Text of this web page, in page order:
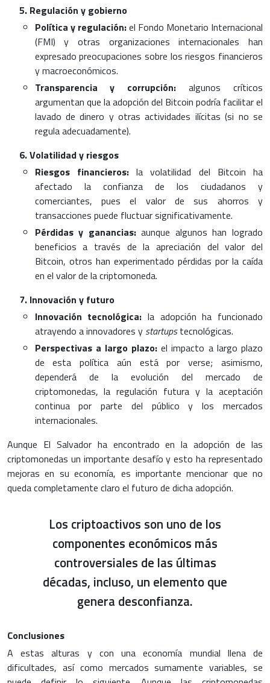
Regulación y gobierno
Política y regulación:el Fondo Monetario Internacional
(FMI) y otras organizaciones internacionales han
expresado preocupaciones sobre los riesgos financieros
y macroeconómicos.
Transparencia y corrupción:algunos críticos
argumentan que la adopción del Bitcoin podría facilitar el
lavado de dinero y otras actividades ilícitas (si no se
regula adecuadamente).
Volatilidad y riesgos
Riesgos financieros:la volatilidad del Bitcoin ha
afectado la confianza de los ciudadanos y
comerciantes, pues el valor de sus ahorros y
transacciones puede fluctuar significativamente.
Pérdidas y ganancias:aunque algunos han logrado
beneficios a través de la apreciación del valor del
Bitcoin, otros han experimentado pérdidas por la caída
en el valor de la criptomoneda.
Innovación y futuro
Innovación tecnológica: la adopción ha funcionado
atrayendo a innovadores y startupstecnológicas.
Perspectivas a largo plazo:el impacto a largo plazo
de esta política aún está por verse; asimismo,
dependerá de la evolución del mercado de
criptomonedas, la regulación futura y la aceptación
continua por parte del público y los mercados
internacionales.
Aunque El Salvador ha encontrado en la adopción de las
criptomonedas un importante desafío y esto ha representado
mejoras en su economía, es importante mencionar que no
queda completamente claro el futuro de dicha adopción.
Los criptoactivos son uno de los
componentes económicos más
controversiales de las últimas
décadas, incluso, un elemento que
genera desconfianza.
Conclusiones
A estas alturas y con una economía mundial llena de
dificultades, así como mercados sumamente variables, se